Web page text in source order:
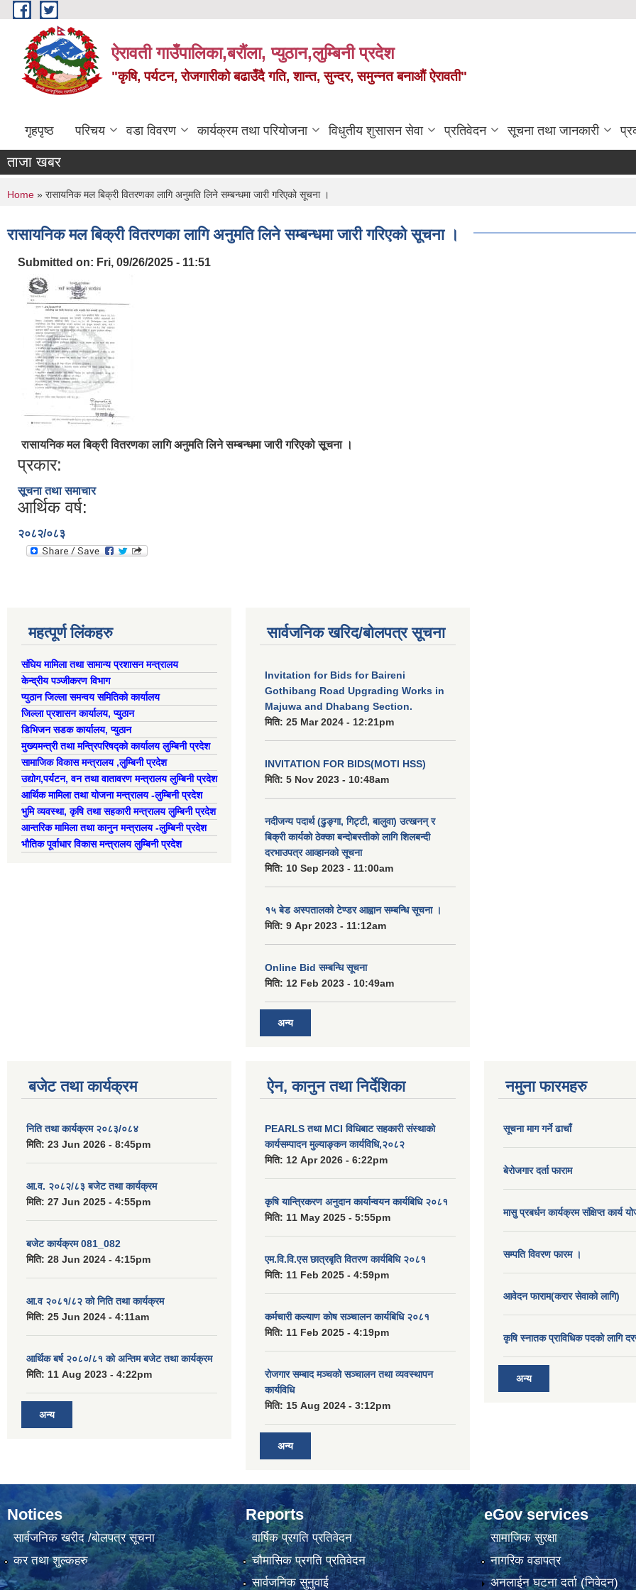
Skip to main content
ऐरावती गाउँपालिका,बरौंला, प्युठान,लुम्बिनी प्रदेश
"कृषि, पर्यटन, रोजगारीको बढाउँदै गति, शान्त, सुन्दर, समुन्नत बनाऔं ऐरावती"
गृहपृष्ठ परिचय वडा विवरण कार्यक्रम तथा परियोजना विधुतीय शुसासन सेवा प्रतिवेदन सूचना तथा जानकारी
ताजा खबर
You are here
Home » रासायनिक मल बिक्री वितरणका लागि अनुमति लिने सम्बन्धमा जारी गरिएको सूचना ।
रासायनिक मल बिक्री वितरणका लागि अनुमति लिने सम्बन्धमा जारी गरिएको सूचना ।
Submitted on: Fri, 09/26/2025 - 11:51
रासायनिक मल बिक्री वितरणका लागि अनुमति लिने सम्बन्धमा जारी गरिएको सूचना ।
प्रकार:
सूचना तथा समाचार
आर्थिक वर्ष:
२०८२/०८३
महत्पूर्ण लिंकहरु
संघिय मामिला तथा सामान्य प्रशासन मन्त्रालय
केन्द्रीय पञ्जीकरण विभाग
प्युठान जिल्ला समन्वय समितिको कार्यालय
जिल्ला प्रशासन कार्यालय, प्युठान
डिभिजन सडक कार्यालय, प्युठान
मुख्यमन्त्री तथा मन्त्रिपरिषद्को कार्यालय लुम्बिनी प्रदेश
सामाजिक विकास मन्त्रालय ,लुम्बिनी प्रदेश
उद्याेग,पर्यटन, वन तथा वातावरण मन्त्रालय लुम्बिनी प्रदेश
आर्थिक मामिला तथा योजना मन्त्रालय -लुम्बिनी प्रदेश
भुमि व्यवस्था, कृषि तथा सहकारी मन्त्रालय लुम्बिनी प्रदेश
आन्तरिक मामिला तथा कानुन मन्त्रालय -लुम्बिनी प्रदेश
भौतिक पूर्वाधार विकास मन्त्रालय लुम्बिनी प्रदेश
सार्वजनिक खरिद/बोलपत्र सूचना
Invitation for Bids for Baireni
Gothibang Road Upgrading Works in
Majuwa and Dhabang Section.
मिति: 25 Mar 2024 - 12:21pm
INVITATION FOR BIDS(MOTI HSS)
मिति: 5 Nov 2023 - 10:48am
नदीजन्य पदार्थ (ढुङ्गा, गिट्टी, बालुवा) उत्खनन् र
बिक्री कार्यको ठेक्का बन्दोबस्तीको लागि शिलबन्दी
दरभाउपत्र आव्हानको सूचना
मिति: 10 Sep 2023 - 11:00am
१५ बेड अस्पतालको टेण्डर आह्वान सम्बन्धि सूचना ।
मिति: 9 Apr 2023 - 11:12am
Online Bid सम्बन्धि सूचना
मिति: 12 Feb 2023 - 10:49am
अन्य
बजेट तथा कार्यक्रम
निति तथा कार्यक्रम २०८३/०८४
मिति: 23 Jun 2026 - 8:45pm
आ.व. २०८२/८३ बजेट तथा कार्यक्रम
मिति: 27 Jun 2025 - 4:55pm
बजेट कार्यक्रम 081_082
मिति: 28 Jun 2024 - 4:15pm
आ.व २०८१/८२ को निति तथा कार्यक्रम
मिति: 25 Jun 2024 - 4:11am
आर्थिक बर्ष २०८०/८१ को अन्तिम बजेट तथा कार्यक्रम
मिति: 11 Aug 2023 - 4:22pm
अन्य
ऐन, कानुन तथा निर्देशिका
PEARLS तथा MCI विधिबाट सहकारी संस्थाको
कार्यसम्पादन मुल्याङ्कन कार्यविधि,२०८२
मिति: 12 Apr 2026 - 6:22pm
कृषि यान्त्रिकरण अनुदान कार्यान्वयन कार्यबिधि २०८१
मिति: 11 May 2025 - 5:55pm
एम.वि.वि.एस छात्रबृति वितरण कार्यबिधि २०८१
मिति: 11 Feb 2025 - 4:59pm
कर्मचारी कल्याण कोष सञ्चालन कार्यबिधि २०८१
मिति: 11 Feb 2025 - 4:19pm
रोजगार सम्बाद मञ्चको सञ्चालन तथा व्यवस्थापन
कार्यविधि
मिति: 15 Aug 2024 - 3:12pm
अन्य
नमुना फारमहरु
सूचना माग गर्ने ढाचाँ
बेरोजगार दर्ता फाराम
मासु प्रबर्धन कार्यक्रम संक्षिप्त कार्य
सम्पति विवरण फारम ।
आवेदन फाराम(करार सेवाको लागि)
कृषि स्नातक प्राविधिक पदको लागि
अन्य
Notices
सार्वजनिक खरीद /बोलपत्र सूचना
कर तथा शुल्कहरु
Reports
वार्षिक प्रगति प्रतिवेदन
चौमासिक प्रगति प्रतिवेदन
सार्वजनिक सुनुवाई
eGov services
सामाजिक सुरक्षा
नागरिक वडापत्र
अनलाईन घटना दर्ता (निवेदन)